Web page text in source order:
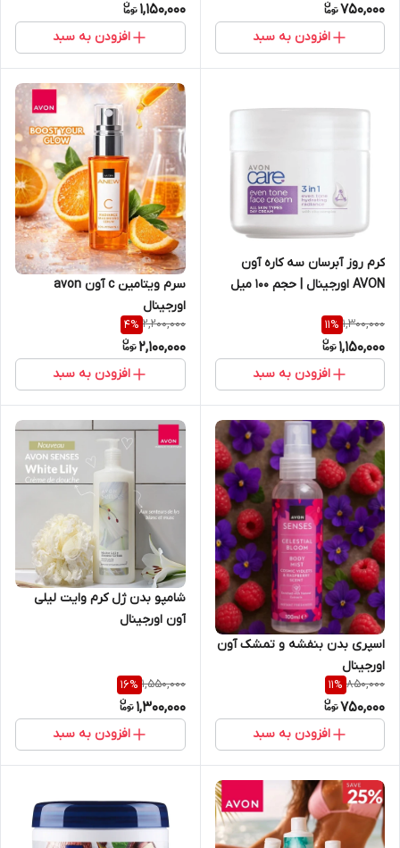
750,000
افزودن به سبد
1,150,000
افزودن به سبد
کرم روز آبرسان سه کاره آون
AVON اورجینال | حجم 100 میل
1,300,000
11%
1,150,000
افزودن به سبد
سرم ویتامین c آون avon
اورجینال
2,200,000
4%
2,100,000
افزودن به سبد
اسپری بدن بنفشه و تمشک آون
اورجینال
850,000
11%
750,000
افزودن به سبد
شامپو بدن ژل کرم وایت لیلی
آون اورجینال
1,550,000
16%
1,300,000
افزودن به سبد